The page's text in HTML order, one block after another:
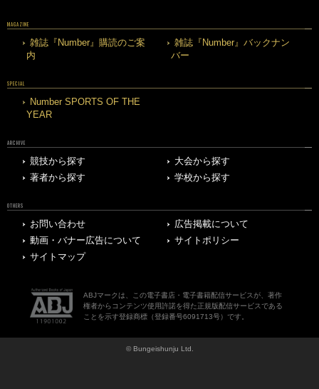
MAGAZINE
雑誌『Number』購読のご案
内
雑誌『Number』バックナン
バー
SPECIAL
Number SPORTS OF THE
YEAR
ARCHIVE
競技から探す
大会から探す
著者から探す
学校から探す
OTHERS
お問い合わせ
広告掲載について
動画・バナー広告について
サイトポリシー
サイトマップ
ABJマークは、この電子書店・電子書籍配信サービスが、著作
権者からコンテンツ使用許諾を得た正規版配信サービスである
ことを示す登録商標（登録番号6091713号）です。
© Bungeishunju Ltd.